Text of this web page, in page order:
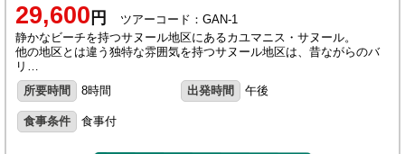
29,600 円
ツアーコード：GAN-1
静かなビーチを持つサヌール地区にあるカユマニス・サヌール。
他の地区とは違う独特な雰囲気を持つサヌール地区は、昔ながらのバ
リ…
所要時間
8時間 出発時間 午後
食事条件 食事付